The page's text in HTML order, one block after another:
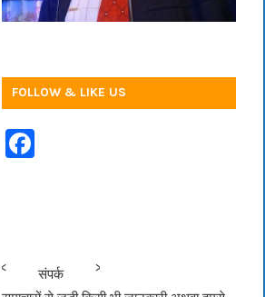
FOLLOW & LIKE US
F
b
o
संपर्क